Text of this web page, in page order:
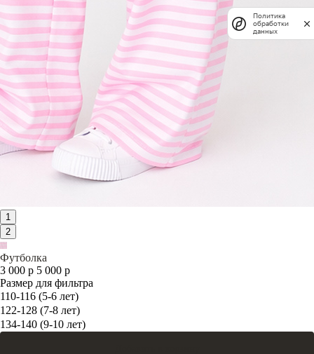
1
2
Футболка
3 000 р 5 000 р
Размер для фильтра
110-116 (5-6 лет)
122-128 (7-8 лет)
134-140 (9-10 лет)
Политика
обработки
данных